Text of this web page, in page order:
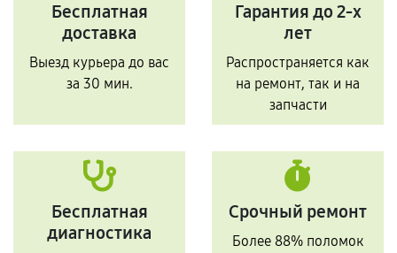
Бесплатная
доставка
Выезд курьера до вас
за 30 мин.
Гарантия до 2-х
лет
Распространяется как
на ремонт, так и на
запчасти
Бесплатная
диагностика
Срочный ремонт
Более 88% поломок